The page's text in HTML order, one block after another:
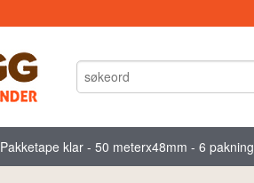
Pakketape klar - 50 meterx48mm - 6 pakning